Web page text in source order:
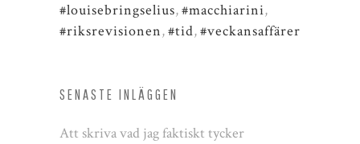
#louisebringselius,#macchiarini,
#riksrevisionen,#tid,#veckansaffärer
SENASTE INLÄGGEN
Att skriva vad jag faktiskt tycker